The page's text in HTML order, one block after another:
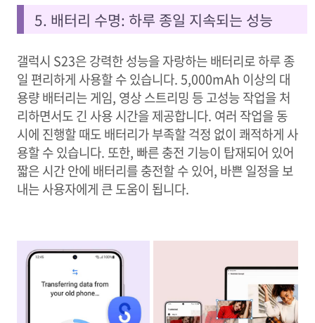
5. 배터리 수명: 하루 종일 지속되는 성능
갤럭시 S23은 강력한 성능을 자랑하는 배터리로 하루 종
일 편리하게 사용할 수 있습니다. 5,000mAh 이상의 대
용량 배터리는 게임, 영상 스트리밍 등 고성능 작업을 처
리하면서도 긴 사용 시간을 제공합니다. 여러 작업을 동
시에 진행할 때도 배터리가 부족할 걱정 없이 쾌적하게 사
용할 수 있습니다. 또한, 빠른 충전 기능이 탑재되어 있어
짧은 시간 안에 배터리를 충전할 수 있어, 바쁜 일정을 보
내는 사용자에게 큰 도움이 됩니다.